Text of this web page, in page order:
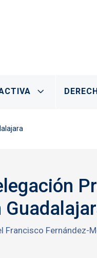
Francisco Fernández-